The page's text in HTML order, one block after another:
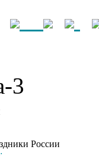
России